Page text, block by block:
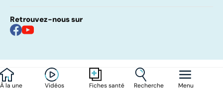
À la une Vidéos Fiches santé Recherche Menu
Retrouvez-nous sur